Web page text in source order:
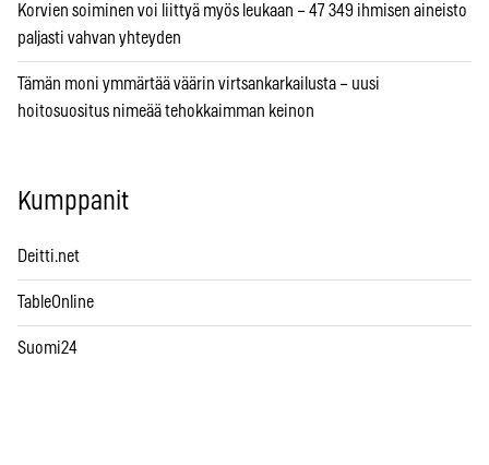
Korvien soiminen voi liittyä myös leukaan – 47 349 ihmisen aineisto
paljasti vahvan yhteyden
Tämän moni ymmärtää väärin virtsankarkailusta – uusi
hoitosuositus nimeää tehokkaimman keinon
Kumppanit
Deitti.net
TableOnline
Suomi24